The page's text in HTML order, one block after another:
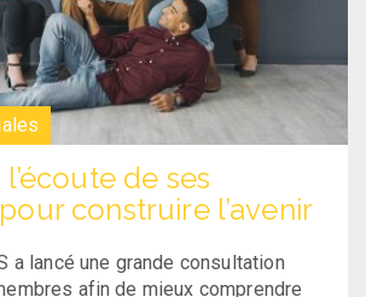
l’écoute de ses
construire l’avenir
a lancé une grande consultation
afin de mieux comprendre